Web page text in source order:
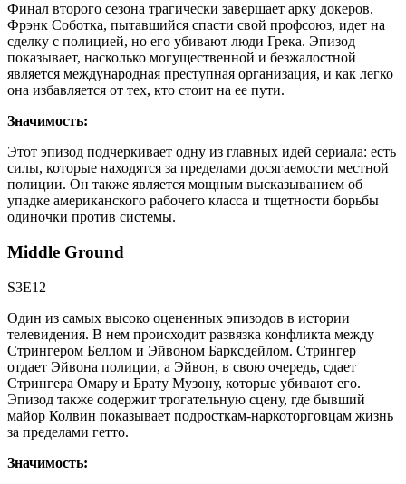
Финал второго сезона трагически завершает арку докеров.
Фрэнк Соботка, пытавшийся спасти свой профсоюз, идет на
сделку с полицией, но его убивают люди Грека. Эпизод
показывает, насколько могущественной и безжалостной
является международная преступная организация, и как легко
она избавляется от тех, кто стоит на ее пути.
Значимость:
Этот эпизод подчеркивает одну из главных идей сериала: есть
силы, которые находятся за пределами досягаемости местной
полиции. Он также является мощным высказыванием об
упадке американского рабочего класса и тщетности борьбы
одиночки против системы.
Middle Ground
S3E12
Один из самых высоко оцененных эпизодов в истории
телевидения. В нем происходит развязка конфликта между
Стрингером Беллом и Эйвоном Барксдейлом. Стрингер
отдает Эйвона полиции, а Эйвон, в свою очередь, сдает
Стрингера Омару и Брату Музону, которые убивают его.
Эпизод также содержит трогательную сцену, где бывший
майор Колвин показывает подросткам-наркоторговцам жизнь
за пределами гетто.
Значимость: